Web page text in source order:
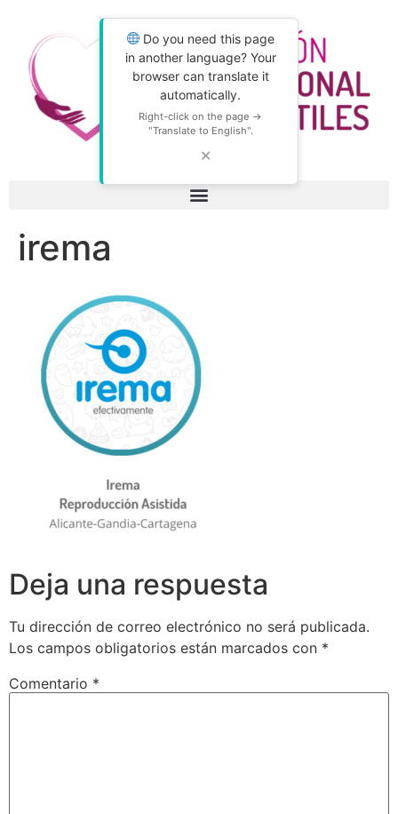
Do you need this page
in another language? Your
browser can translate it
automatically.
Right-click on the page →
"Translate to English".
✕
irema
Deja una respuesta
Tu dirección de correo electrónico no será publicada.
Los campos obligatorios están marcados con *
Comentario *